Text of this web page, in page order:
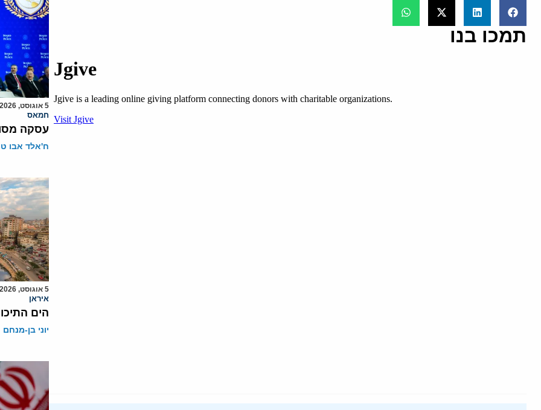
תמכו בנו
5 אוגוסט, 2026
חמאס
עסקה
ח'אלד אבו
5 אוגוסט, 2026
איראן
הים
יוני בן-מנחם